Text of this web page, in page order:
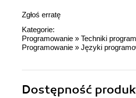
Zgłoś erratę
Kategorie:
Programowanie » Techniki
Programowanie » Języki
Dostępność